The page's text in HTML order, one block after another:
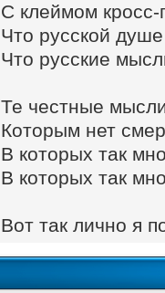
С клеймом
Что русской
Что русские
Те честные
Которым нет
В которых так
В которых так
Вот так лично я